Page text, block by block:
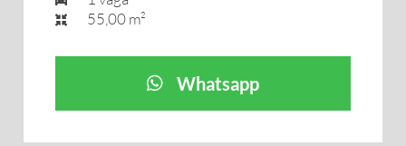
55,00 m²
Whatsapp